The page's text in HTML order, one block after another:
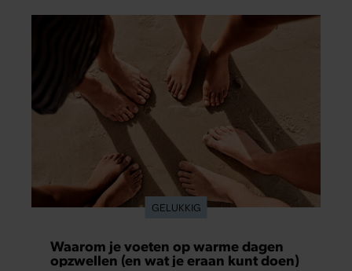
GELUKKIG
Waarom je voeten op warme dagen
opzwellen (en wat je eraan kunt doen)